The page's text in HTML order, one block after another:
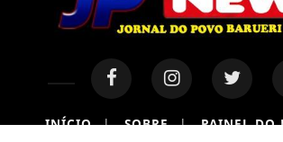
INÍCIO | SOBRE | PAINEL DO